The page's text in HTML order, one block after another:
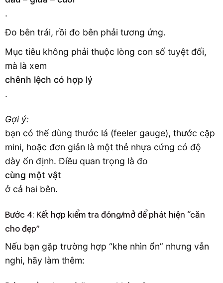
.
Đo bên trái, rồi đo bên phải tương ứng.
Mục tiêu không phải thuộc lòng con số tuyệt đối,
mà là xem
chênh lệch có hợp lý
.
Gợi ý:
bạn có thể dùng thước lá (feeler gauge), thước cặp
mini, hoặc đơn giản là một thẻ nhựa cứng có độ
dày ổn định. Điều quan trọng là đo
cùng một vật
ở cả hai bên.
Bước 4: Kết hợp kiểm tra đóng/mở để phát hiện “căn
cho đẹp”
Nếu bạn gặp trường hợp “khe nhìn ổn” nhưng vẫn
nghi, hãy làm thêm: